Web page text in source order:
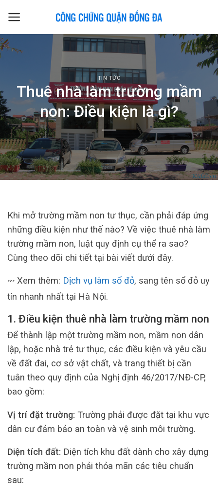
TIN TỨC
Thuê nhà làm trường mầm
non: Điều kiện là gì?
Khi mở trường mầm non tư thục, cần phải đáp ứng
những điều kiện như thế nào? Về việc thuê nhà làm
trường mầm non, luật quy định cụ thể ra sao?
Cùng theo dõi chi tiết tại bài viết dưới đây.
>>> Xem thêm: Dịch vụ làm sổ đỏ, sang tên sổ đỏ uy
tín nhanh nhất tại Hà Nội.
1. Điều kiện thuê nhà làm trường mầm non
Để thành lập một trường mầm non, mầm non dân
lập, hoặc nhà trẻ tư thục, các điều kiện và yêu cầu
về đất đai, cơ sở vật chất, và trang thiết bị cần
tuân theo quy định của Nghị định 46/2017/NĐ-CP,
bao gồm:
Vị trí đặt trường: Trường phải được đặt tại khu vực
dân cư đảm bảo an toàn và vệ sinh môi trường.
Diện tích đất: Diện tích khu đất dành cho xây dựng
trường mầm non phải thỏa mãn các tiêu chuẩn
sau: